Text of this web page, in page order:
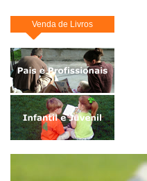
Venda de Livros